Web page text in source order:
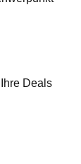
Deals